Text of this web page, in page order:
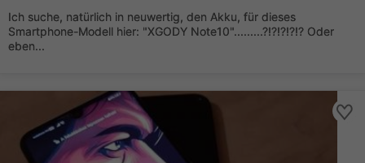
Ich suche, natürlich in neuwertig, den Akku, für dieses
Smartphone-Modell hier: "XGODY Note10".........?!?!?!?!? Oder
eben...